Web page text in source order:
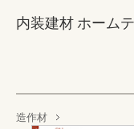
内装建材 ホーム
造作材